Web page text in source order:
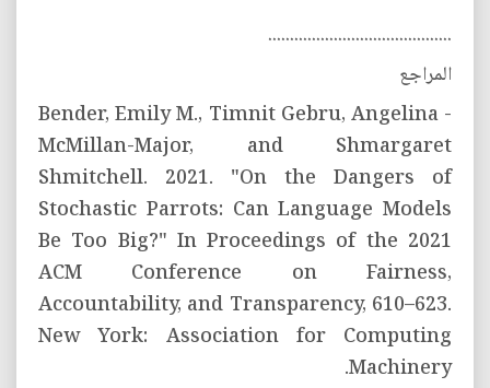
..........................................
المراجع
- Bender, Emily M., Timnit Gebru, Angelina
McMillan-Major, and Shmargaret
Shmitchell. 2021. "On the Dangers of
Stochastic Parrots: Can Language Models
Be Too Big?" In Proceedings of the 2021
ACM Conference on Fairness,
Accountability, and Transparency, 610–623.
New York: Association for Computing
Machinery.